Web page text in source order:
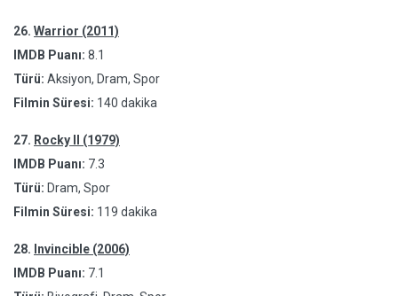
26. Warrior (2011)
IMDB Puanı: 8.1
Türü: Aksiyon, Dram, Spor
Filmin Süresi: 140 dakika
27. Rocky II (1979)
IMDB Puanı: 7.3
Türü: Dram, Spor
Filmin Süresi: 119 dakika
28. Invincible (2006)
IMDB Puanı: 7.1